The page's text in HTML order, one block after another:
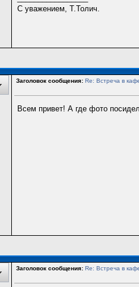
С уважением, Т.Толич.
Заголовок сообщения: Re: Встреча в
Всем привет! А где фото
Заголовок сообщения: Re: Встреча в